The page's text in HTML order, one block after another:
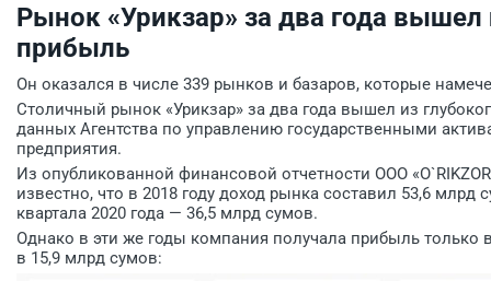
Рынок «Урикзар» за два года вышел
прибыль
Он оказался в числе 339 рынков и базаров, которые
Столичный рынок «Урикзар» за два года вышел из
данных Агентства по управлению государственными
предприятия.
Из опубликованной финансовой отчетности ООО
известно, что в 2018 году доход рынка составил 53,6
квартала 2020 года — 36,5 млрд сумов.
Однако в эти же годы компания получала прибыль только
в 15,9 млрд сумов: